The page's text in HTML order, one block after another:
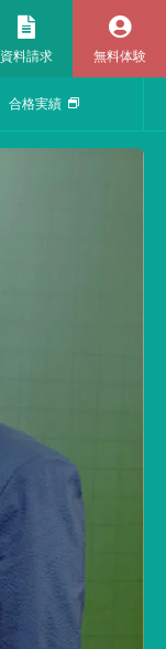
資料請求 無料体験
合格実績